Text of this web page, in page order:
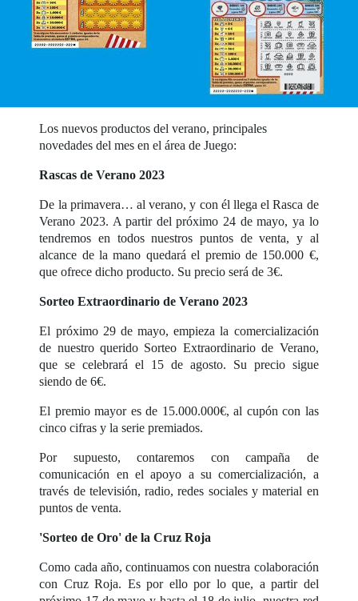
Los nuevos productos del verano, principales
novedades del mes en el área de Juego:
Rascas de Verano 2023
De la primavera… al verano, y con él llega el Rasca de
Verano 2023. A partir del próximo 24 de mayo, ya lo
tendremos en todos nuestros puntos de venta, y al
alcance de la mano quedará el premio de 150.000 €,
que ofrece dicho producto. Su precio será de 3€.
Sorteo Extraordinario de Verano 2023
El próximo 29 de mayo, empieza la comercialización
de nuestro querido Sorteo Extraordinario de Verano,
que se celebrará el 15 de agosto. Su precio sigue
siendo de 6€.
El premio mayor es de 15.000.000€, al cupón con las
cinco cifras y la serie premiados.
Por supuesto, contaremos con campaña de
comunicación en el apoyo a su comercialización, a
través de televisión, radio, redes sociales y material en
puntos de venta.
'Sorteo de Oro' de la Cruz Roja
Como cada año, continuamos con nuestra colaboración
con Cruz Roja. Es por ello por lo que, a partir del